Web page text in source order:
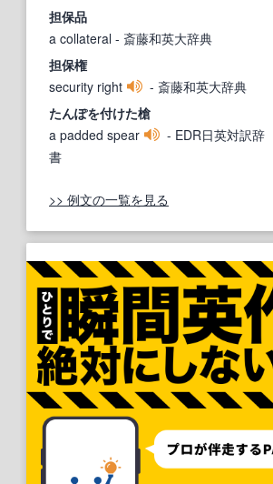
担保品
a collateral - 斎藤和英大辞典
担保権
security right
- 斎藤和英大辞典
たんぽを付けた槍
a padded spear
- EDR日英対訳辞
書
>> 例文の一覧を見る